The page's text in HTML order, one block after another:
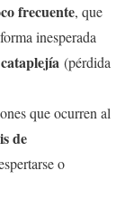
frecuente, que
inesperada
cataplejía (pérdida
que ocurren al
de
o